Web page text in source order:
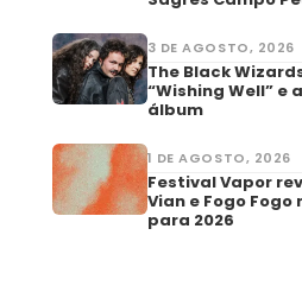
3 DE AGOSTO, 2026
The Black
“Wishing Well” e
álbum
1 DE AGOSTO, 2026
Festival Vapor
Vian e Fogo
para 2026